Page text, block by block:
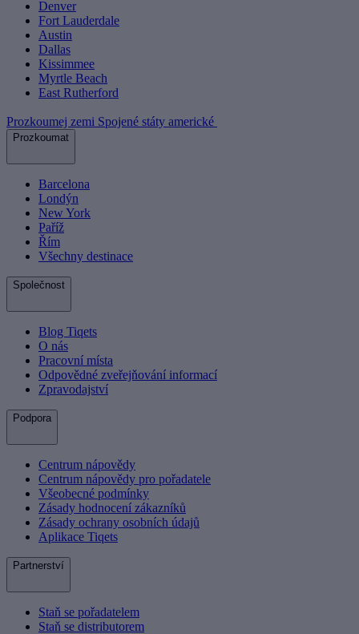
Denver
Fort Lauderdale
Austin
Dallas
Kissimmee
Myrtle Beach
East Rutherford
Prozkoumej zemi Spojené státy americké
Prozkoumat
Barcelona
Londýn
New York
Paříž
Řím
Všechny destinace
Společnost
Blog Tiqets
O nás
Pracovní místa
Odpovědné zveřejňování informací
Zpravodajství
Podpora
Centrum nápovědy
Centrum nápovědy pro pořadatele
Všeobecné podmínky
Zásady hodnocení zákazníků
Zásady ochrany osobních údajů
Aplikace Tiqets
Partnerství
Staň se pořadatelem
Staň se distributorem